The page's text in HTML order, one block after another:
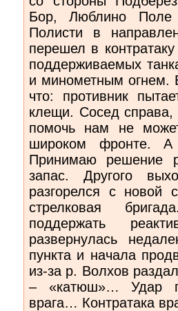
Бор, Люблино Поле
Полисти в
перешел в
поддерживаемых
и минометным огнем.
что: противник
клещи. Сосед справа,
помочь нам не
широком фронте.
Принимаю решение
запас. Другого
разгорелся с новой
стрелковая
поддержать
развернулась
пункта и начала
из-за р. Волхов
– «катюш»… Удар
врага… Контратака